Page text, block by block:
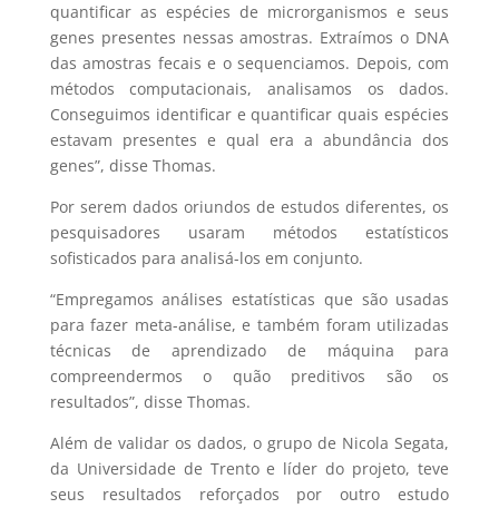
quantificar as espécies de microrganismos e seus
genes presentes nessas amostras. Extraímos o DNA
das amostras fecais e o sequenciamos. Depois, com
métodos computacionais, analisamos os dados.
Conseguimos identificar e quantificar quais espécies
estavam presentes e qual era a abundância dos
genes”, disse Thomas.
Por serem dados oriundos de estudos diferentes, os
pesquisadores usaram métodos estatísticos
sofisticados para analisá-los em conjunto.
“Empregamos análises estatísticas que são usadas
para fazer meta-análise, e também foram utilizadas
técnicas de aprendizado de máquina para
compreendermos o quão preditivos são os
resultados”, disse Thomas.
Além de validar os dados, o grupo de Nicola Segata,
da Universidade de Trento e líder do projeto, teve
seus resultados reforçados por outro estudo